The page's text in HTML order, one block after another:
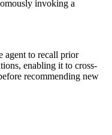
invoking a
agent to recall prior
enabling it to cross-
recommending new